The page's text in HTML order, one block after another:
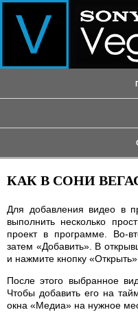
КАК В СОНИ
Для добавления видео в
выполнить несколько
проект в программе. Во-
затем «Добавить». В
и нажмите кнопку
После этого выбранное
Чтобы добавить его на
окна «Медиа» на нужное